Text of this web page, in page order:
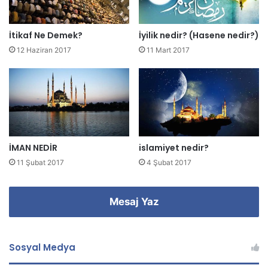
n
i
z
g
i
i
n
İtikaf Ne Demek?
12 Haziran 2017
İyilik nedir? (Hasene nedir?)
11 Mart 2017
İMAN NEDİR
11 Şubat 2017
islamiyet nedir?
4 Şubat 2017
Mesaj Yaz
Sosyal Medya